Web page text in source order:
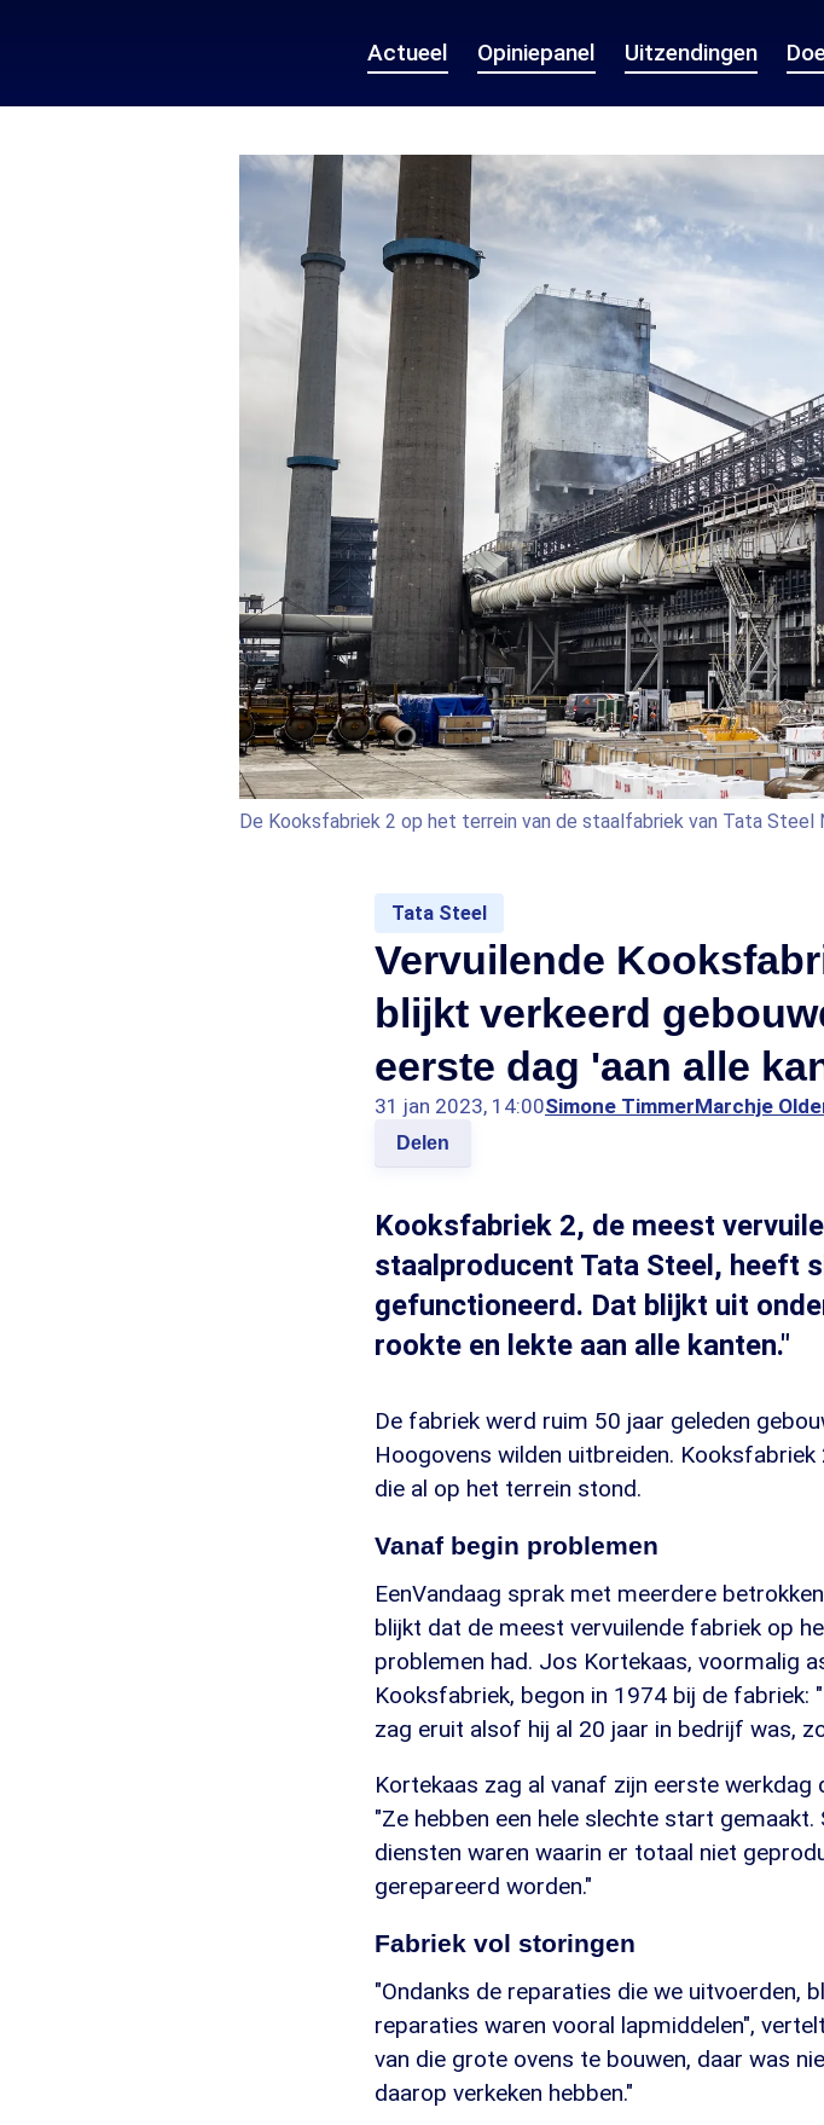
Actueel Opiniepanel Uitzendingen
De Kooksfabriek 2 op het terrein van de staalfabriek van Tata Steel
Tata Steel
Vervuilende
blijkt verkeerd
eerste dag 'aan alle
31 jan 2023, 14:00Simone TimmerMarchje
Delen
Kooksfabriek 2, de meest
staalproducent Tata Steel, heeft
gefunctioneerd. Dat blijkt uit
rookte en lekte aan alle kanten."
De fabriek werd ruim 50 jaar geleden
Hoogovens wilden uitbreiden.
die al op het terrein stond.
Vanaf begin problemen
EenVandaag sprak met meerdere
blijkt dat de meest vervuilende fabriek op
problemen had. Jos Kortekaas, voormalig
Kooksfabriek, begon in 1974 bij de fabriek:
zag eruit alsof hij al 20 jaar in bedrijf was,
Kortekaas zag al vanaf zijn eerste
"Ze hebben een hele slechte start
diensten waren waarin er totaal niet
gerepareerd worden."
Fabriek vol storingen
"Ondanks de reparaties die we uitvoerden,
reparaties waren vooral lapmiddelen",
van die grote ovens te bouwen, daar was
daarop verkeken hebben."